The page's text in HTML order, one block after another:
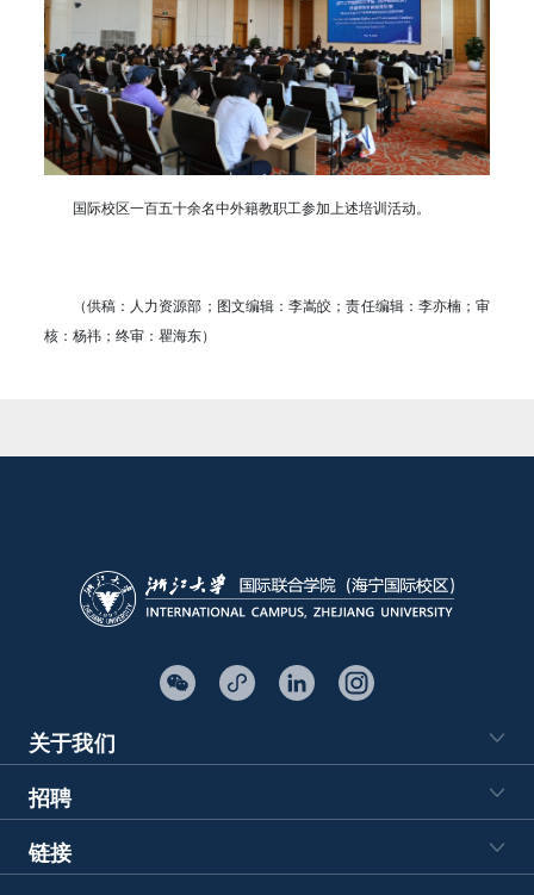
国际校区一百五十余名中外籍教职工参加上述培训活动。
（供稿：人力资源部；图文编辑：李嵩皎；责任编辑：李亦楠；审
核：杨祎；终审：瞿海东）
关于我们
招聘
链接